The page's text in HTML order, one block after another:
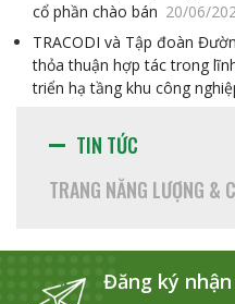
cổ phần chào bán 20/06/
TRACODI và Tập đoàn
thỏa thuận hợp tác trong
triển hạ tầng khu công
TIN TỨC
TRANG NĂNG LƯỢNG &
Đăng ký